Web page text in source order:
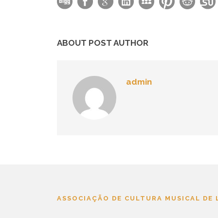
ABOUT POST AUTHOR
admin
ASSOCIAÇÃO DE CULTURA MUSICAL DE